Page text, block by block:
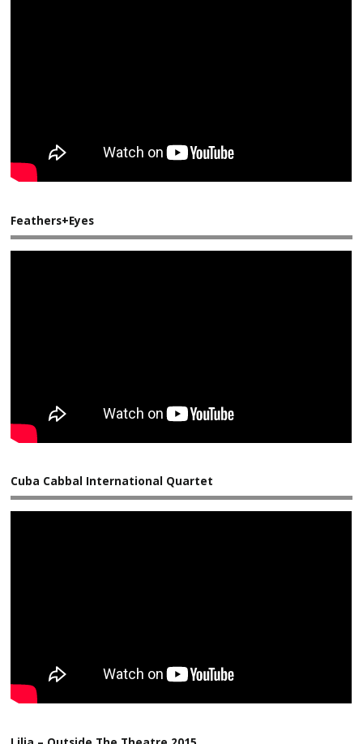
Feathers+Eyes
Cuba Cabbal International Quartet